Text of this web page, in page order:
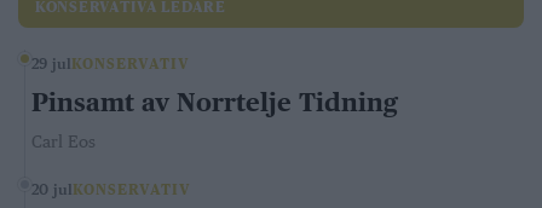
KONSERVATIVA LEDARE
29 jul KONSERVATIV
Pinsamt av Norrtelje Tidning
Carl Eos
20 jul KONSERVATIV